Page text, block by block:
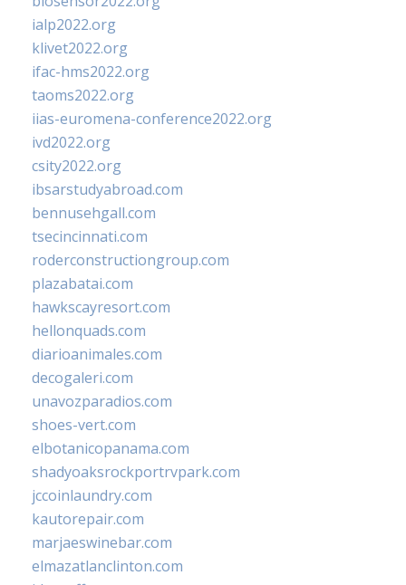
ialp2022.org
klivet2022.org
ifac-hms2022.org
taoms2022.org
iias-euromena-conference2022.org
ivd2022.org
csity2022.org
ibsarstudyabroad.com
bennusehgall.com
tsecincinnati.com
roderconstructiongroup.com
plazabatai.com
hawkscayresort.com
hellonquads.com
diarioanimales.com
decogaleri.com
unavozparadios.com
shoes-vert.com
elbotanicopanama.com
shadyoaksrockportrvpark.com
jccoinlaundry.com
kautorepair.com
marjaeswinebar.com
elmazatlanclinton.com